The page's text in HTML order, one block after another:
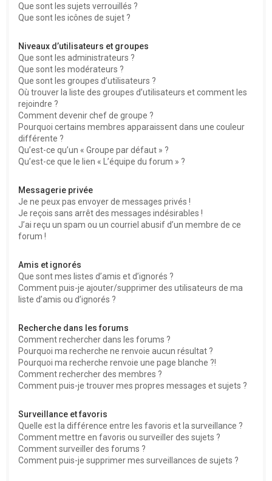
Que sont les sujets verrouillés ?
Que sont les icônes de sujet ?
Niveaux d’utilisateurs et groupes
Que sont les administrateurs ?
Que sont les modérateurs ?
Que sont les groupes d’utilisateurs ?
Où trouver la liste des groupes d’utilisateurs et comment les
rejoindre ?
Comment devenir chef de groupe ?
Pourquoi certains membres apparaissent dans une couleur
différente ?
Qu’est-ce qu’un « Groupe par défaut » ?
Qu’est-ce que le lien « L’équipe du forum » ?
Messagerie privée
Je ne peux pas envoyer de messages privés !
Je reçois sans arrêt des messages indésirables !
J’ai reçu un spam ou un courriel abusif d’un membre de ce
forum !
Amis et ignorés
Que sont mes listes d’amis et d’ignorés ?
Comment puis-je ajouter/supprimer des utilisateurs de ma
liste d’amis ou d’ignorés ?
Recherche dans les forums
Comment rechercher dans les forums ?
Pourquoi ma recherche ne renvoie aucun résultat ?
Pourquoi ma recherche renvoie une page blanche ?!
Comment rechercher des membres ?
Comment puis-je trouver mes propres messages et sujets ?
Surveillance et favoris
Quelle est la différence entre les favoris et la surveillance ?
Comment mettre en favoris ou surveiller des sujets ?
Comment surveiller des forums ?
Comment puis-je supprimer mes surveillances de sujets ?